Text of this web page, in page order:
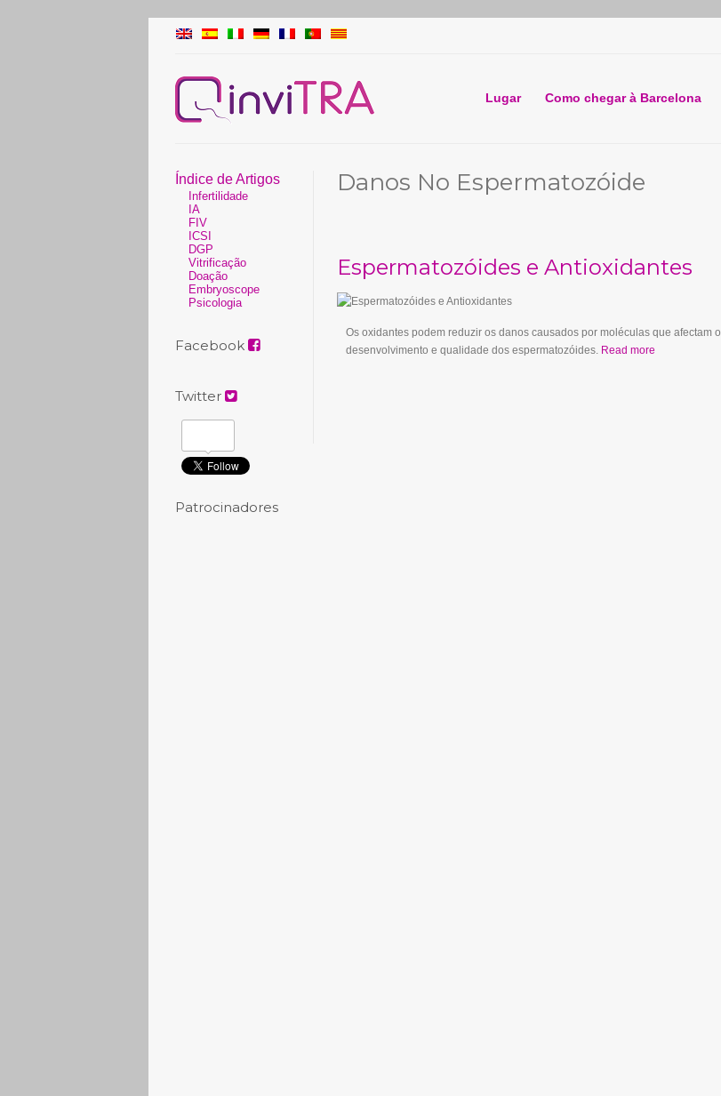
Lugar Como chegar à Barcelona
Índice de Artigos
Infertilidade
IA
FIV
ICSI
DGP
Vitrificação
Doação
Embryoscope
Psicologia
Facebook
Twitter
Patrocinadores
Danos No Espermatozóide
Espermatozóides e Antioxidantes
Os oxidantes podem reduzir os danos causados por moléculas que afectam o
desenvolvimento e qualidade dos espermatozóides. Read more